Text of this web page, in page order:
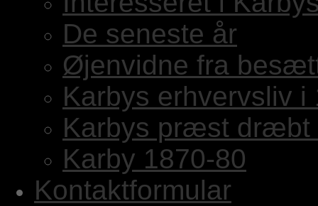
De seneste år
Øjenvidne fra
Karbys erhvervsliv i
Karbys præst dræbt
Karby 1870-80
Kontaktformular